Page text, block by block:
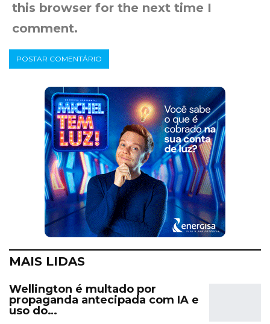
this browser for the next time I
comment.
MAIS LIDAS
Wellington é multado por
propaganda antecipada com IA e
uso do…